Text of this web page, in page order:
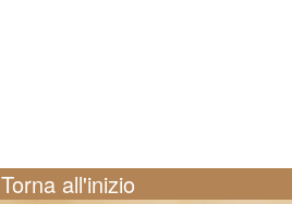
Torna all'inizio